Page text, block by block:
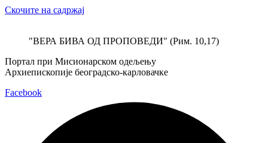
Скочите на садржај
"ВЕРА БИВА ОД ПРОПОВЕДИ" (Рим. 10,17)
Портал при Мисионарском одељењу
Архиепископије београдско-карловачке
Facebook